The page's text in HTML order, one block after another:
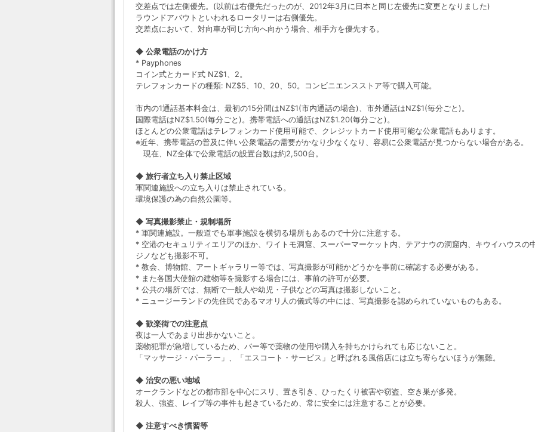
交差点では左側優先。(以前は右優先だったのが、2012年3月に日本と同じ左優先に変更となりました)
ラウンドアバウトといわれるロータリーは右側優先。
交差点において、対向車が同じ方向へ向かう場合、相手方を優先する。
◆ 公衆電話のかけ方
* Payphones
コイン式とカード式 NZ$1、2。
テレフォンカードの種類: NZ$5、10、20、50。コンビニエンスストア等で購入可能。
市内の1通話基本料金は、最初の15分間はNZ$1(市内通話の場合)、市外通話はNZ$1(毎分ごと)。
国際電話はNZ$1.50(毎分ごと)。携帯電話への通話はNZ$1.20(毎分ごと)。
ほとんどの公衆電話はテレフォンカード使用可能で、クレジットカード使用可能な公衆電話もあります。
※近年、携帯電話の普及に伴い公衆電話の需要がかなり少なくなり、容易に公衆電話が見つからない場合がある。
現在、NZ全体で公衆電話の設置台数は約2,500台。
◆ 旅行者立ち入り禁止区域
軍関連施設への立ち入りは禁止されている。
環境保護の為の自然公園等。
◆ 写真撮影禁止・規制場所
* 軍関連施設。一般道でも軍事施設を横切る場所もあるので十分に注意する。
* 空港のセキュリティエリアのほか、ワイトモ洞窟、スーパーマーケット内、テアナウの洞窟内、キウイハウスの
ジノなども撮影不可。
* 教会、博物館、アートギャラリー等では、写真撮影が可能かどうかを事前に確認する必要がある。
* また各国大使館の建物等を撮影する場合には、事前の許可が必要。
* 公共の場所では、無断で一般人や幼児・子供などの写真は撮影しないこと。
* ニュージーランドの先住民であるマオリ人の儀式等の中には、写真撮影を認められていないものもある。
◆ 歓楽街での注意点
夜は一人であまり出歩かないこと。
薬物犯罪が急増しているため、バー等で薬物の使用や購入を持ちかけられても応じないこと。
「マッサージ・パーラー」、「エスコート・サービス」と呼ばれる風俗店には立ち寄らないほうが無難。
◆ 治安の悪い地域
オークランドなどの都市部を中心にスリ、置き引き、ひったくり被害や窃盗、空き巣が多発。
殺人、強盗、レイプ等の事件も起きているため、常に安全には注意することが必要。
◆ 注意すべき慣習等